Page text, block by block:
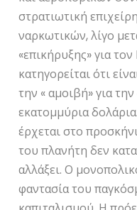
στρατιωτική
ναρκωτικών, λίγο
«επικήρυξης» για
κατηγορείται ότι
την « αμοιβή» για
εκατομμύρια
έρχεται στο
του πλανήτη δεν
αλλάξει. Ο
φαντασία του